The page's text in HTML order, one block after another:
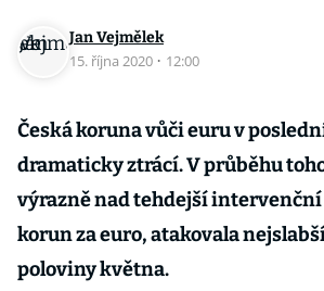
Jan Vejmělek
15. října 2020 · 12:00
Česká koruna vůči euru v
dramaticky ztrácí. V průběhu
výrazně nad tehdejší
korun za euro, atakovala
poloviny května.